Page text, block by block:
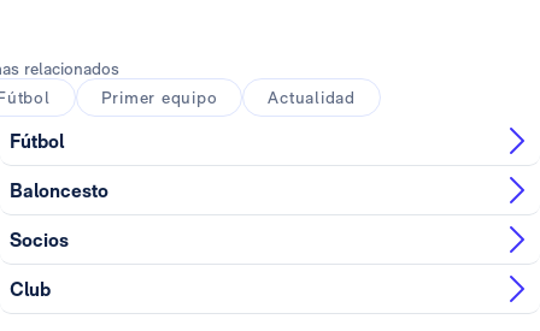
relacionados
Primer equipo Actualidad
Fútbol
Baloncesto
Socios
Club